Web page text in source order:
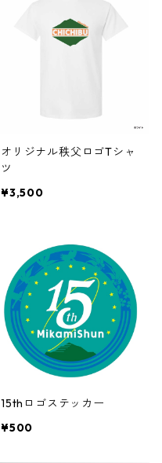
オリジナル秩父ロゴTシャ
ツ
¥3,500
15thロゴステッカー
¥500